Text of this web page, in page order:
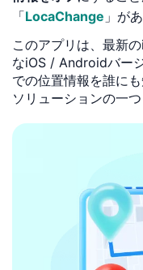
「LocaChange 」が
このアプリは、最新
なiOS / Androidバー
での位置情報を誰に
ソリューションの一つ